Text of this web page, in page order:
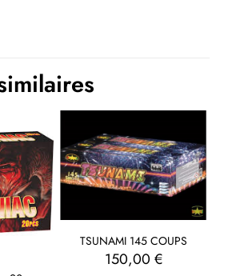
TSUNAMI 145 COUPS
150,00 €